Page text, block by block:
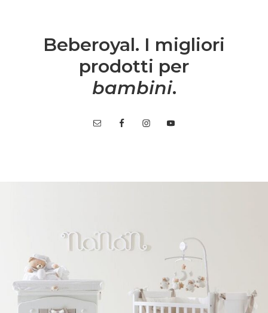
Beberoyal. I migliori
prodotti per
bambini.